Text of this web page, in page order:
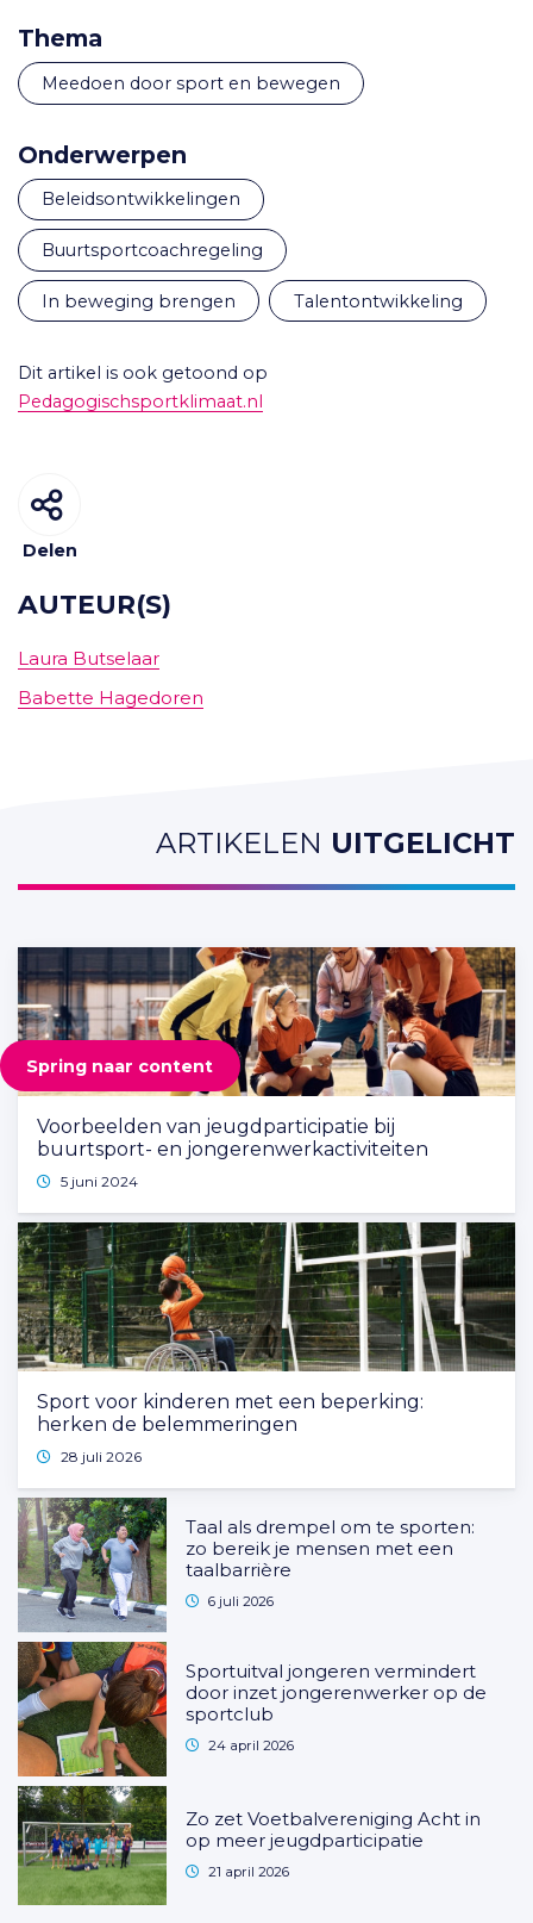
Spring naar content
Thema
Meedoen door sport en bewegen
Onderwerpen
beleidsontwikkelingen
buurtsportcoachregeling
in beweging brengen talentontwikkeling
Dit artikel is ook getoond op
Pedagogischsportklimaat.nl
Delen
AUTEUR(S)
Laura Butselaar
Babette Hagedoren
ARTIKELEN UITGELICHT
Voorbeelden van jeugdparticipatie bij
buurtsport- en jongerenwerkactiviteiten
5 juni 2024
Sport voor kinderen met een beperking:
herken de belemmeringen
28 juli 2026
Taal als drempel om te sporten:
zo bereik je mensen met een
taalbarrière
6 juli 2026
Sportuitval jongeren vermindert
door inzet jongerenwerker op de
sportclub
24 april 2026
Zo zet Voetbalvereniging Acht in
op meer jeugdparticipatie
21 april 2026